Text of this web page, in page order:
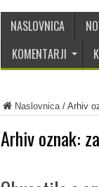
NASLOVNICA
KOMENTARJI
Naslovnica/ Arhiv
Arhiv oznak: